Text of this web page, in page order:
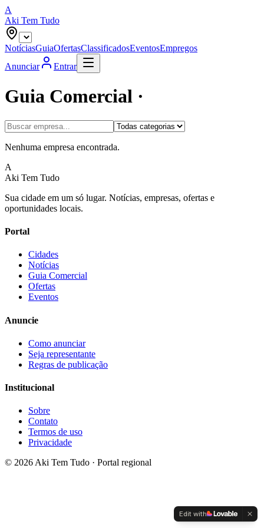
A
Aki Tem Tudo
NotíciasGuiaOfertasClassificadosEventosEmpregos
Anunciar
Entrar
Guia Comercial ·
Nenhuma empresa encontrada.
A
Aki Tem Tudo
Sua cidade em um só lugar. Notícias, empresas, ofertas e
oportunidades locais.
Portal
Cidades
Notícias
Guia Comercial
Ofertas
Eventos
Anuncie
Como anunciar
Seja representante
Regras de publicação
Institucional
Sobre
Contato
Termos de uso
Privacidade
© 2026Aki Tem Tudo · Portal regional
Edit with